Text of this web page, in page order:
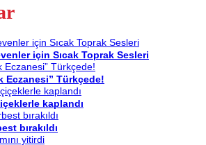
için Sıcak Toprak Sesleri
Eczanesi” Türkçede!
kaplandı
bırakıldı